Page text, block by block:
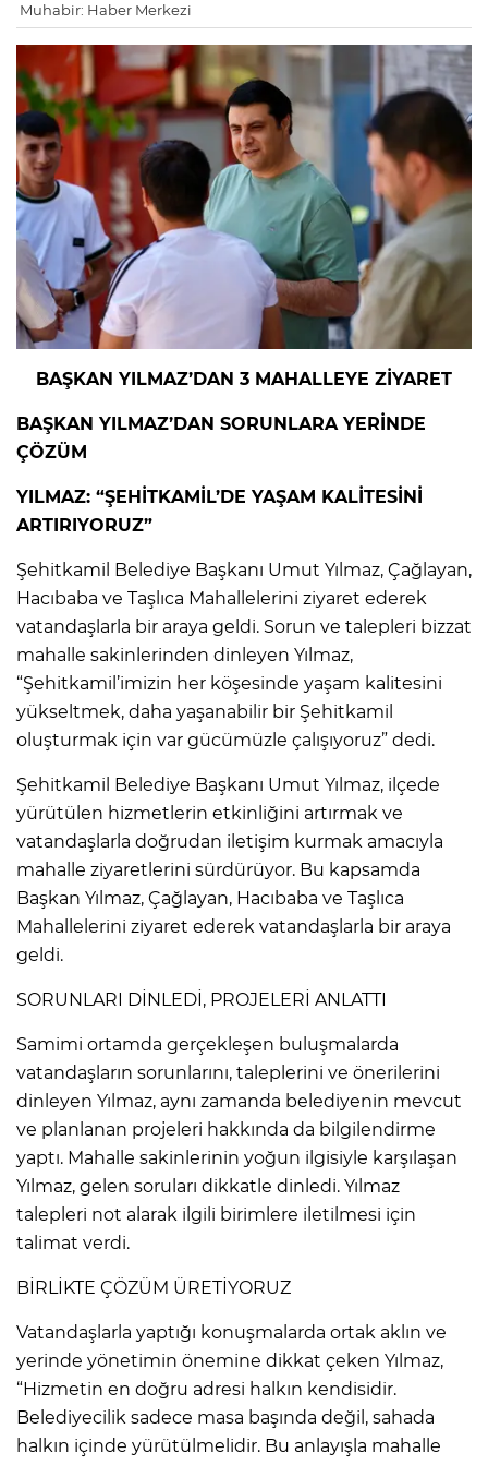
Muhabir: Haber Merkezi
BAŞKAN YILMAZ’DAN 3 MAHALLEYE ZİYARET
BAŞKAN YILMAZ’DAN SORUNLARA YERİNDE
ÇÖZÜM
YILMAZ: “ŞEHİTKAMİL’DE YAŞAM KALİTESİNİ
ARTIRIYORUZ”
Şehitkamil Belediye Başkanı Umut Yılmaz, Çağlayan,
Hacıbaba ve Taşlıca Mahallelerini ziyaret ederek
vatandaşlarla bir araya geldi. Sorun ve talepleri bizzat
mahalle sakinlerinden dinleyen Yılmaz,
“Şehitkamil’imizin her köşesinde yaşam kalitesini
yükseltmek, daha yaşanabilir bir Şehitkamil
oluşturmak için var gücümüzle çalışıyoruz” dedi.
Şehitkamil Belediye Başkanı Umut Yılmaz, ilçede
yürütülen hizmetlerin etkinliğini artırmak ve
vatandaşlarla doğrudan iletişim kurmak amacıyla
mahalle ziyaretlerini sürdürüyor. Bu kapsamda
Başkan Yılmaz, Çağlayan, Hacıbaba ve Taşlıca
Mahallelerini ziyaret ederek vatandaşlarla bir araya
geldi.
SORUNLARI DİNLEDİ, PROJELERİ ANLATTI
Samimi ortamda gerçekleşen buluşmalarda
vatandaşların sorunlarını, taleplerini ve önerilerini
dinleyen Yılmaz, aynı zamanda belediyenin mevcut
ve planlanan projeleri hakkında da bilgilendirme
yaptı. Mahalle sakinlerinin yoğun ilgisiyle karşılaşan
Yılmaz, gelen soruları dikkatle dinledi. Yılmaz
talepleri not alarak ilgili birimlere iletilmesi için
talimat verdi.
BİRLİKTE ÇÖZÜM ÜRETİYORUZ
Vatandaşlarla yaptığı konuşmalarda ortak aklın ve
yerinde yönetimin önemine dikkat çeken Yılmaz,
“Hizmetin en doğru adresi halkın kendisidir.
Belediyecilik sadece masa başında değil, sahada
halkın içinde yürütülmelidir. Bu anlayışla mahalle